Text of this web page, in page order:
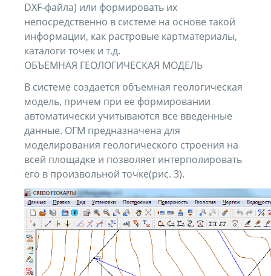
DXF-файла) или формировать их
непосредственно в системе на основе такой
информации, как растровые картматериалы,
каталоги точек и т.д.
ОБЪЕМНАЯ ГЕОЛОГИЧЕСКАЯ МОДЕЛЬ
В системе создается объемная геологическая
модель, причем при ее формировании
автоматически учитываются все введенные
данные. ОГМ предназначена для
моделирования геологического строения на
всей площадке и позволяет интерполировать
его в произвольной точке(рис. 3).